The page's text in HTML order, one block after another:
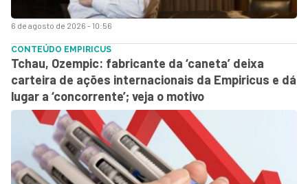
6 de agosto de 2026 - 10:56
CONTEÚDO EMPIRICUS
Tchau, Ozempic: fabricante da ‘caneta’ deixa
carteira de ações internacionais da Empiricus e dá
lugar a ‘concorrente’; veja o motivo